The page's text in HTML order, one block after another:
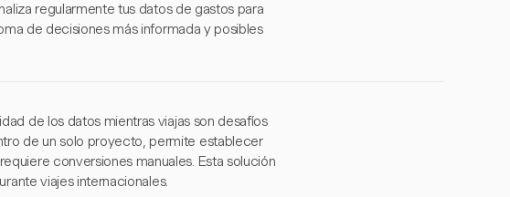
regularmente tus datos de gastos para
de decisiones más informada y posibles
de los datos mientras viajas son desafíos
de un solo proyecto, permite establecer
conversiones manuales. Esta solución
viajes internacionales.